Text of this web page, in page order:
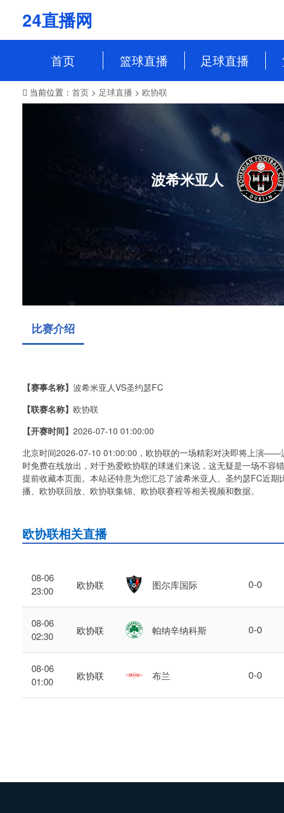
24直播网
首页 篮球直播
NBA
WNBA
NBL
足球直播
意甲
西甲
当前位置： 首页 > 足球直播 > 欧协联
波希米亚人
比赛介绍
【赛事名称】 波希米亚人VS圣约瑟FC
【联赛名称】 欧协联
【开赛时间】 2026-07-10 01:00:00
北京时间2026-07-10 01:00:00，欧协联的一场精彩对决即将上演
时免费在线放出，对于热爱欧协联的球迷们来说，这无疑是一场不
提前收藏本页面。本站还特意为您汇总了波希米亚人、圣约瑟FC近
播、欧协联回放、欧协联集锦、欧协联赛程等相关视频和数据。
欧协联相关直播
08-06
23:00
欧协联 图尔库国际 0-0
08-06
02:30
欧协联 帕纳辛纳科斯 0-0
08-06
01:00
欧协联 布兰 0-0